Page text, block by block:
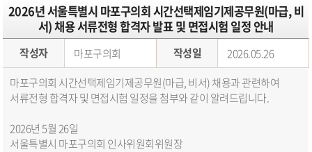
2026년 서울특별시 마포구의회 시간선택제임기제공무원(마급, 비
서) 채용 서류전형 합격자 발표 및 면접시험 일정 안내
작성자 마포구의회 작성일
2026.05.26
마포구의회 시간선택제임기제공무원(마급, 비서) 채용과 관련하여
서류전형 합격자 및 면접시험 일정을 첨부와 같이 알려드립니다.
2026년 5월 26일
서울특별시 마포구의회 인사위원회위원장